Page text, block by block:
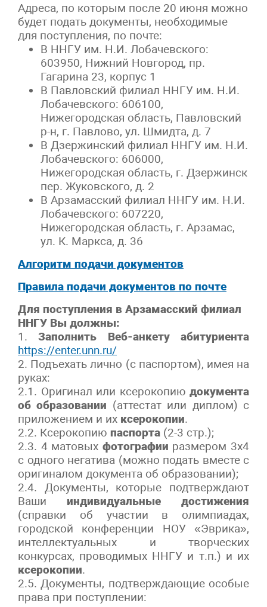
Адреса, по которым после 20 июня можно
будет подать документы, необходимые
для поступления, по почте:
В ННГУ им. Н.И. Лобачевского:
603950, Нижний Новгород, пр.
Гагарина 23, корпус 1
В Павловский филиал ННГУ им. Н.И.
Лобачевского: 606100,
Нижегородская область, Павловский
р-н, г. Павлово, ул. Шмидта, д. 7
В Дзержинский филиал ННГУ им. Н.И.
Лобачевского: 606000,
Нижегородская область, г. Дзержинск
пер. Жуковского, д. 2
В Арзамасский филиал ННГУ им. Н.И.
Лобачевского: 607220,
Нижегородская область, г. Арзамас,
ул. К. Маркса, д. 36
Алгоритм подачи документов
Правила подачи документов по почте
Для поступления в Арзамасский филиал
ННГУ Вы должны:
1. Заполнить Веб-анкету абитуриента
https://enter.unn.ru/
2. Подъехать лично (с паспортом), имея на
руках:
2.1. Оригинал или ксерокопию документа
об образовании (аттестат или диплом) с
приложением и их ксерокопии.
2.2. Ксерокопию паспорта (2-3 стр.);
2.3. 4 матовых фотографии размером 3х4
с одного негатива (можно подать вместе с
оригиналом документа об образовании);
2.4. Документы, которые подтверждают
Ваши индивидуальные достижения
(справки об участии в олимпиадах,
городской конференции НОУ «Эврика»,
интеллектуальных и творческих
конкурсах, проводимых ННГУ и т.п.) и их
ксерокопии.
2.5. Документы, подтверждающие особые
права при поступлении: